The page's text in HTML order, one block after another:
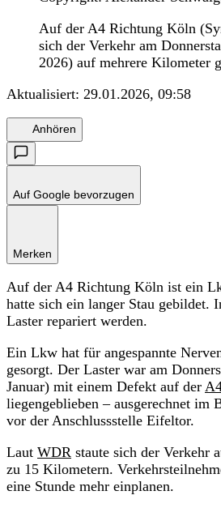
Auf der A4 Richtung Köln
sich der Verkehr am
2026) auf mehrere Kilometer
Aktualisiert: 29.01.2026, 09:58
Anhören
Auf Google bevorzugen
Merken
Auf der A4 Richtung Köln ist ein
hatte sich ein langer Stau gebildet.
Laster repariert werden.
Ein Lkw hat für angespannte
gesorgt. Der Laster war am
Januar) mit einem Defekt auf der
liegengeblieben – ausgerechnet im
vor der Anschlussstelle Eifeltor.
Laut WDR staute sich der Verkehr
zu 15 Kilometern.
eine Stunde mehr einplanen.